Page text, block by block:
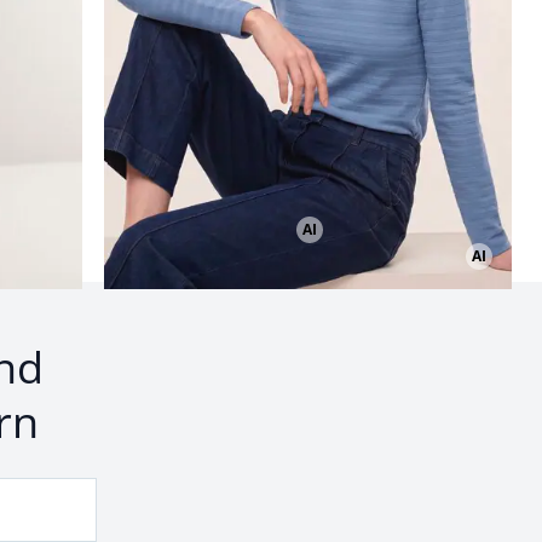
AI
AI Bild mit Hilfe von KI erstellt